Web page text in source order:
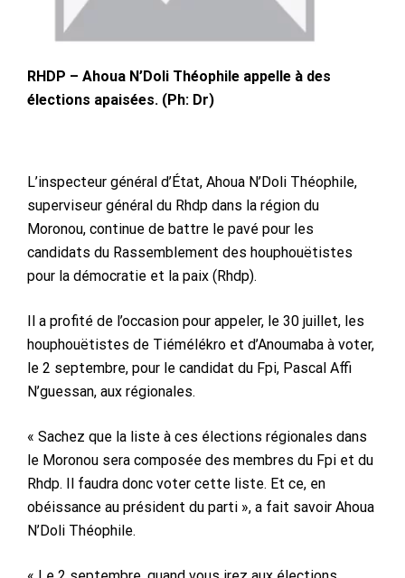
RHDP – Ahoua N’Doli Théophile appelle à des
élections apaisées. (Ph: Dr)
L’inspecteur général d’État, Ahoua N’Doli Théophile,
superviseur général du Rhdp dans la région du
Moronou, continue de battre le pavé pour les
candidats du Rassemblement des houphouëtistes
pour la démocratie et la paix (Rhdp).
Il a profité de l’occasion pour appeler, le 30 juillet, les
houphouëtistes de Tiémélékro et d’Anoumaba à voter,
le 2 septembre, pour le candidat du Fpi, Pascal Affi
N’guessan, aux régionales.
« Sachez que la liste à ces élections régionales dans
le Moronou sera composée des membres du Fpi et du
Rhdp. Il faudra donc voter cette liste. Et ce, en
obéissance au président du parti », a fait savoir Ahoua
N’Doli Théophile.